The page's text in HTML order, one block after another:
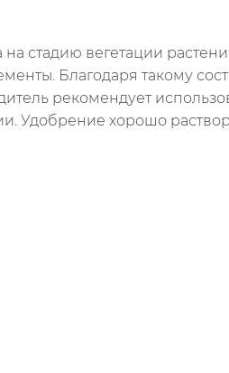
стадию вегетации
Благодаря такому
рекомендует
Удобрение хорошо